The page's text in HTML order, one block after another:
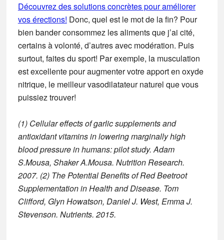
Découvrez des solutions concrètes pour améliorer
vos érections! Donc, quel est le mot de la fin? Pour
bien bander consommez les aliments que j’ai cité,
certains à volonté, d’autres avec modération. Puis
surtout, faites du sport! Par exemple, la musculation
est excellente pour augmenter votre apport en oxyde
nitrique, le meilleur vasodilatateur naturel que vous
puissiez trouver!
(1) Cellular effects of garlic supplements and
antioxidant vitamins in lowering marginally high
blood pressure in humans: pilot study. Adam
S.Mousa, Shaker A.Mousa. Nutrition Research.
2007. (2) The Potential Benefits of Red Beetroot
Supplementation in Health and Disease. Tom
Clifford, Glyn Howatson, Daniel J. West, Emma J.
Stevenson. Nutrients. 2015.